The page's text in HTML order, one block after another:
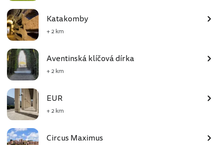
Katakomby
+ 2 km
Aventinská klíčová dírka
+ 2 km
EUR
+ 2 km
Circus Maximus